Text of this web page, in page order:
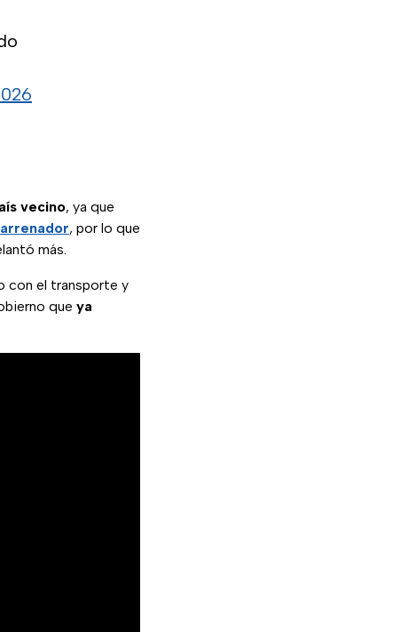
vecino, ya que
, por lo que
más.
con el transporte y
que ya